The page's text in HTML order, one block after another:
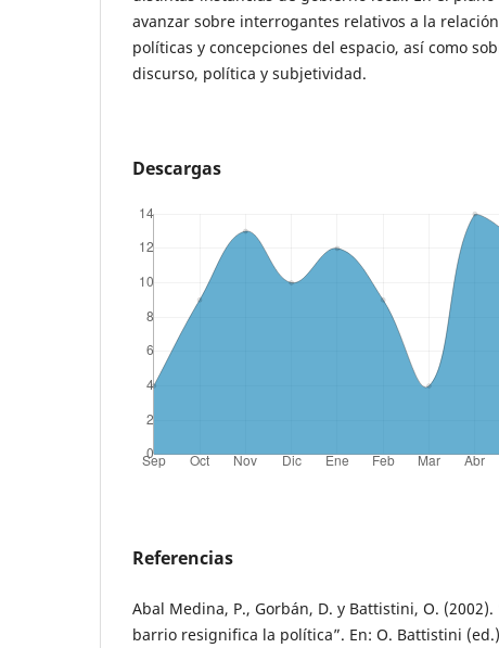
avanzar sobre interrogantes relativos a la
políticas y concepciones del espacio, así como
discurso, política y subjetividad.
Descargas
Referencias
Abal Medina, P., Gorbán, D. y Battistini, O.
barrio resignifica la política”. En: O. Battistini